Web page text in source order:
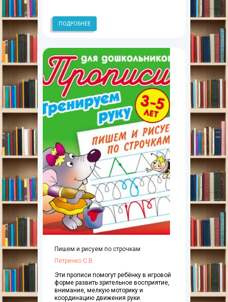
ПОДРОБНЕЕ
Пишем и рисуем по строчкам
Петренко С.В.
Эти прописи помогут ребёнку в игровой
форме развить зрительное восприятие,
внимание, мелкую моторику и
координацию движения руки.